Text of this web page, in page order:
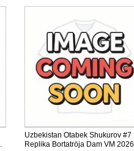
Uzbekistan Otabek Shukurov #7
Replika Bortatröja Dam VM 2026